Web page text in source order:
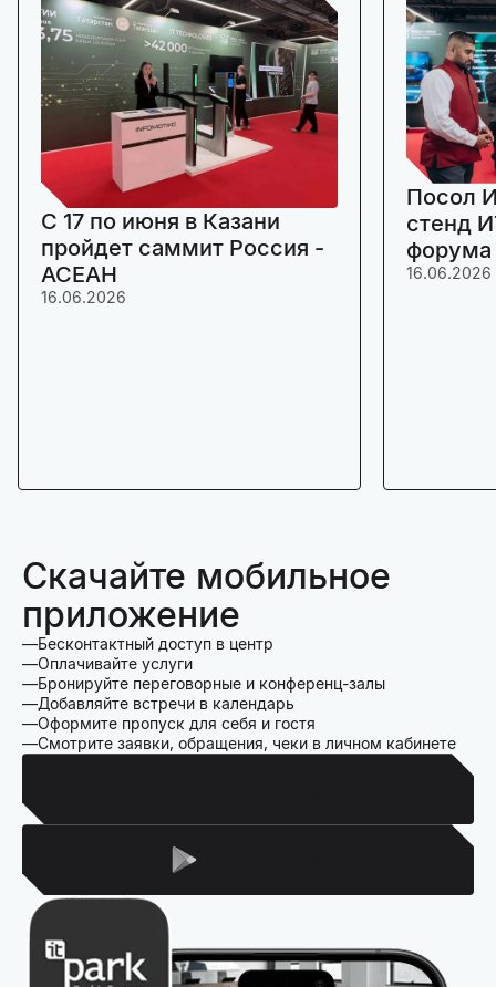
C 17 по июня в Казани
пройдет саммит Россия -
АСЕАН
16.06.2026
Посол
стенд
16.06.2026
Скачайте мобильное
приложение
Бесконтактный доступ в центр
Оплачивайте услуги
Бронируйте переговорные и конференц-залы
Добавляйте встречи в календарь
Оформите пропуск для себя и гостя
Смотрите заявки, обращения, чеки в личном кабинете